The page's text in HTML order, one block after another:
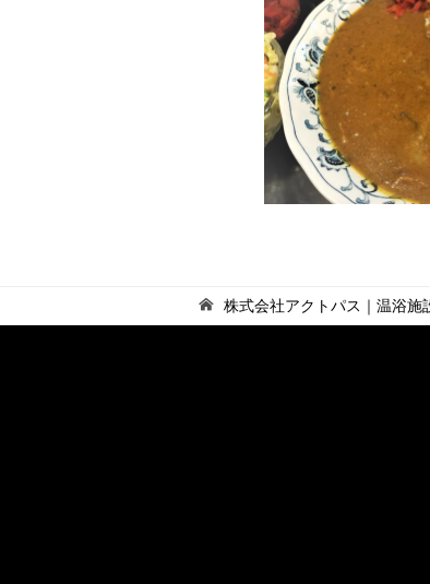
株式会社アクトパス｜温浴施